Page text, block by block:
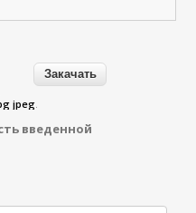
jpeg.
введенной